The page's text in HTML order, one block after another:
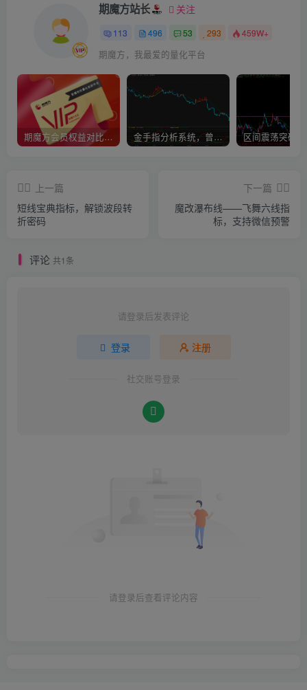
期魔方站长 关注
113 496 53 293 459W+
期魔方，我最爱的量化平台
期魔方会员权益对比，总有一项适合您！ 金手指分析系统，曾经市场价39800
上一篇
短线宝典指标，解锁波段转
折密码
下一篇
魔改瀑布线——飞舞六线指
标，支持微信预警
评论 共1条
请登录后发表评论
登录 注册
社交账号登录
请登录后查看评论内容